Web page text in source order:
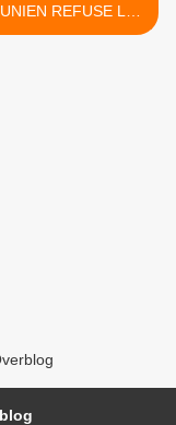
REFUSE LE
VISA A Diego Maradona >